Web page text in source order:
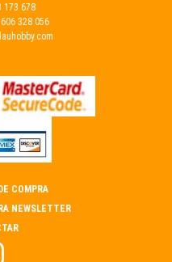
173 678
328 056
COMPRA
NEWSLETTER